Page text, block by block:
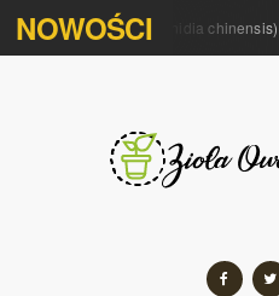
NOWOŚCIKiwi (Actinidia chinensis)